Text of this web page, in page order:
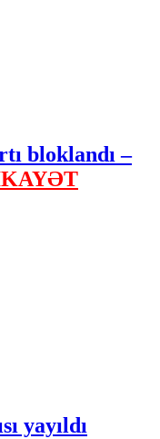
bloklandı –
yayıldı